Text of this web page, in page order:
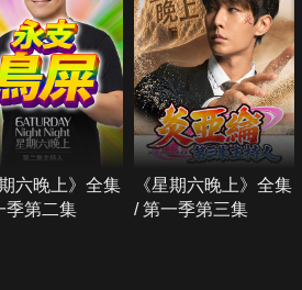
期六晚上》全集
季第二集
《星期六晚上》全集
/ 第一季第三集